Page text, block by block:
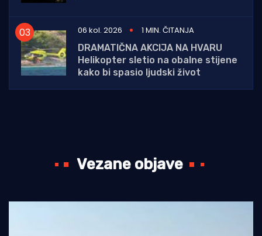
06 kol. 2026
1 MIN. ČITANJA
DRAMATIČNA AKCIJA NA HVARU
Helikopter sletio na obalne stijene
kako bi spasio ljudski život
Vezane objave